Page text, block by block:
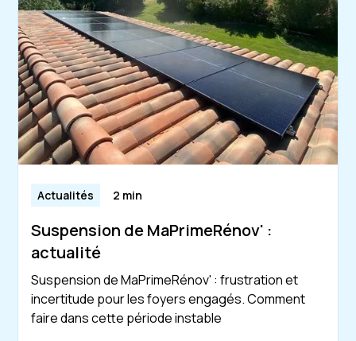
Actualités 2 min
Suspension de MaPrimeRénov' :
actualité
Suspension de MaPrimeRénov' : frustration et
incertitude pour les foyers engagés. Comment
faire dans cette période instable